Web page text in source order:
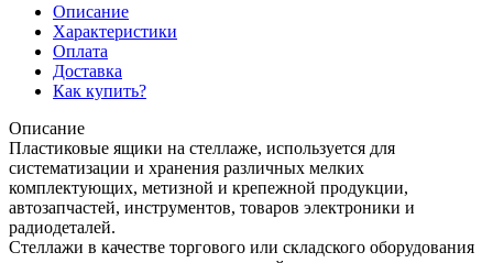
Описание
Характеристики
Оплата
Доставка
Как купить?
Описание
Пластиковые ящики на стеллаже, используется для
систематизации и хранения различных мелких
комплектующих, метизной и крепежной продукции,
автозапчастей, инструментов, товаров электроники и
радиодеталей.
Стеллажи в качестве торгового или складского оборудования